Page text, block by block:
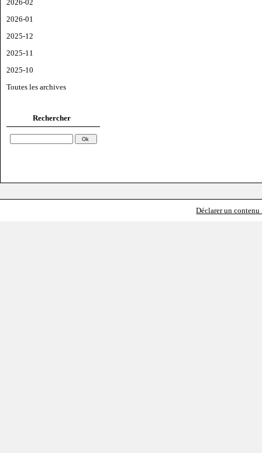
2026-02
2026-01
2025-12
2025-11
2025-10
Toutes les archives
Rechercher
Déclarer un